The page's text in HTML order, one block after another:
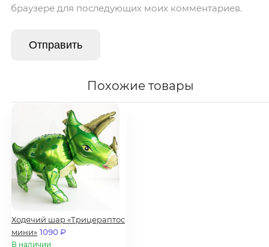
браузере для последующих моих комментариев.
Похожие товары
Ходячий шар «Трицераптос
мини» 1090₽
В наличии